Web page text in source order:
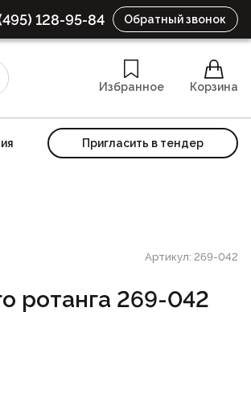
128-95-84 Обратный звонок
Избранное Корзина
Пригласить в тендер
Артикул: 269-042
ротанга 269-042